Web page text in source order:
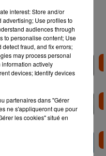
la
son
Musique
interest: Store and/or
Use profiles to
audiences through
to personalise content; Use
fraud, and fix errors;
may process personal
actively
devices; Identify devices
partenaires dans "Gérer
ne s'appliqueront que pour
les cookies" situé en